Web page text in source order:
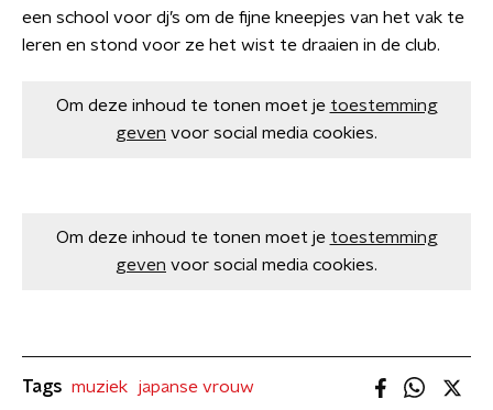
een school voor dj’s om de fijne kneepjes van het vak te
leren en stond voor ze het wist te draaien in de club.
Om deze inhoud te tonen moet je toestemming
geven voor social media cookies.
Om deze inhoud te tonen moet je toestemming
geven voor social media cookies.
Tags muziek
japanse vrouw